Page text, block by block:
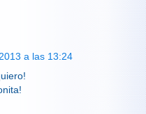
a las 13:24